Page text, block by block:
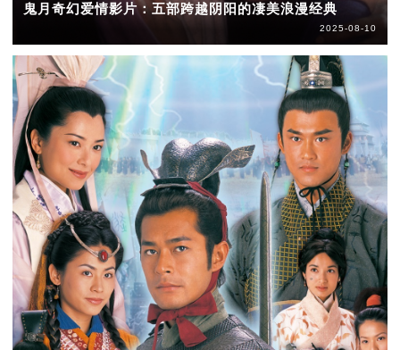
鬼月奇幻爱情影片：五部跨越阴阳的凄美浪漫经典
2025-08-10